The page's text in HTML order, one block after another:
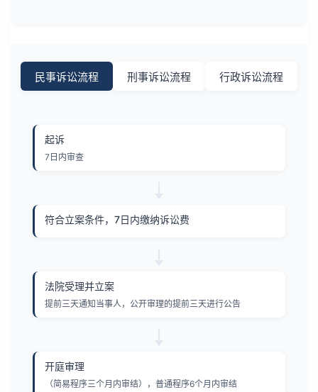
民事诉讼流程 刑事诉讼流程 行政诉讼流程
起诉
7日内审查
符合立案条件，7日内缴纳诉讼费
法院受理并立案
提前三天通知当事人，公开审理的提前三天进行公告
开庭审理
（简易程序三个月内审结），普通程序6个月内审结